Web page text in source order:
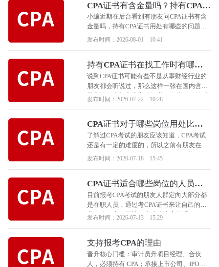
CPA证书有含金量吗？持有CPA证
书用处有哪些？
小编近期在后台看到有朋友问CPA证书有含
金量吗，持有CPA证书用处有哪些的问题，
对于想要报考CPA考试的朋友这些问题肯定
发布时间：2026-08-01 10:41
持有CPA证书在找工作时有哪些
优势？
说到CPA证书可能有些不是从事财经行业的
朋友都会听说过，那么这样一张在国内含金
量和认可度都非常高的证书，在找工作的时
发布时间：2026-07-22 10:28
CPA证书对于哪些岗位用处比较
大？
了解过CPA考试的朋友应该知道，CPA考试
还是有一定的难度的，所以之前有朋友在报
考CPA考试之前会先了解一下CPA证书对自
下CPA证书对哪些岗位用处比较大。
发布时间：2026-07-18 15:45
CPA证书适合哪些岗位的人员报
考？
目前报考CPA考试的朋友人群定向大部分都
是在职人员，通过考CPA证书来让自己的职
业道路更上一层楼，小编给大家整理了一下
发布时间：2026-07-13 15:29
支持报考CPA的理由
晋升核心门槛：审计员升项目经理、合伙
人，必须持有 CPA；承接上市公司、IPO、